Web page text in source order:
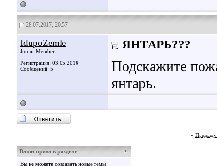
28.07.2017, 20:57
IdupoZemle
Junior Member
Регистрация: 03.05.2016
Сообщений: 5
ЯНТАРЬ???
Подскажите
янтарь.
«
Ваши права в разделе
Вы не можете создавать новые темы